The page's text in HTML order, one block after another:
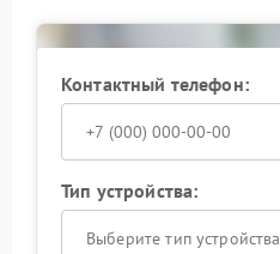
Контактный телефон:
Тип устройства:
Выберите тип устройства